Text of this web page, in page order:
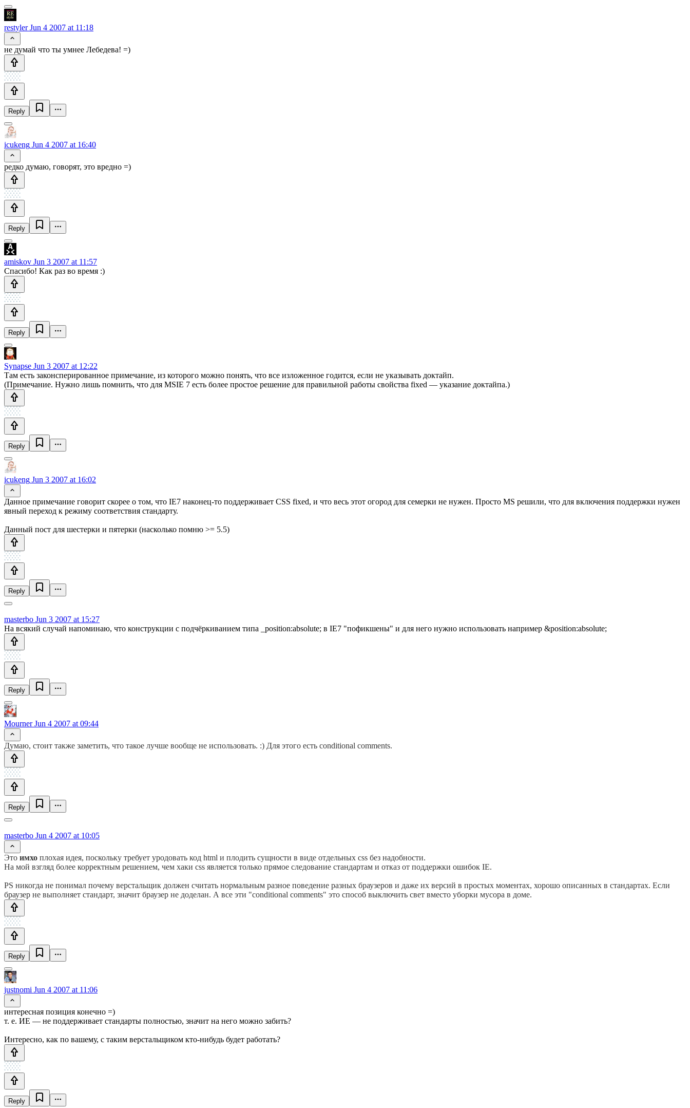
restylerJun 4 2007 at 11:18
не думай что ты умнее Лебедева! =)
Reply
icukeng Jun 4 2007 at 16:40
редко думаю, говорят, это вредно =)
Reply
amiskov Jun 3 2007 at 11:57
Спасибо! Как раз во время :)
Reply
Synapse Jun 3 2007 at 12:22
Там есть законсперированное примечание, из которого можно понять, что все изложенное годится, если не указывать доктайп.
(Примечание. Нужно лишь помнить, что для MSIE 7 есть более простое решение для правильной работы свойства fixed — указание доктайпа.)
Reply
icukeng Jun 3 2007 at 16:02
Данное примечание говорит скорее о том, что IE7 наконец-то поддерживает CSS fixed, и что весь этот огород для семерки не нужен. Просто MS решили, что для включения поддержки нужен
явный переход к режиму соответствия стандарту.
Данный пост для шестерки и пятерки (насколько помню >= 5.5)
Reply
masterbo Jun 3 2007 at 15:27
На всякий случай напоминаю, что конструкции с подчёркиванием типа _position:absolute; в IE7 "пофикшены" и для него нужно использовать например &position:absolute;
Reply
MournerJun 4 2007 at 09:44
Думаю, стоит также заметить, что такое лучше вообще не использовать. :) Для этого есть conditional comments.
Reply
masterbo Jun 4 2007 at 10:05
Это имхо плохая идея, поскольку требует уродовать код html и плодить сущности в виде отдельных css без надобности.
На мой взгляд более корректным решением, чем хаки css является только прямое следование стандартам и отказ от поддержки ошибок IE.
PS никогда не понимал почему верстальщик должен считать нормальным разное поведение разных браузеров и даже их версий в простых моментах, хорошо описанных в стандартах. Если
браузер не выполняет стандарт, значит браузер не доделан. А все эти "conditional comments" это способ выключить свет вместо уборки мусора в доме.
Reply
justnomi Jun 4 2007 at 11:06
интересная позиция конечно =)
т. е. ИЕ — не поддерживает стандарты полностью, значит на него можно забить?
Интересно, как по вашему, с таким верстальщиком кто-нибудь будет работать?
Reply